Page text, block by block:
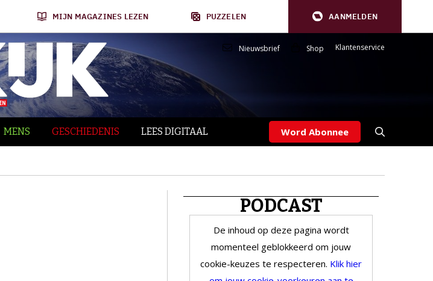
MIJN MAGAZINES LEZEN PUZZELEN AANMELDEN
Nieuwsbrief Shop Klantenservice
MENS GESCHIEDENIS LEES DIGITAAL Word Abonnee
PODCAST
De inhoud op deze pagina wordt
momenteel geblokkeerd om jouw
cookie-keuzes te respecteren. Klik hier